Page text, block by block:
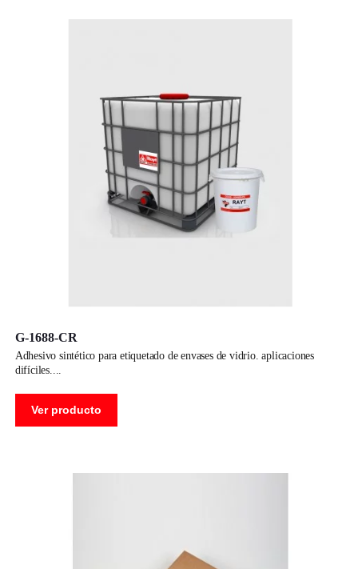
G-1688-CR
adhesivo sintético para etiquetado de envases de vidrio. aplicaciones
difíciles.
Ver producto